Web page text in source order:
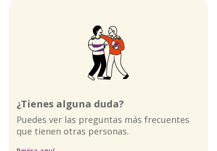
¿Tienes alguna duda?
Puedes ver las preguntas más frecuentes
que tienen otras personas.